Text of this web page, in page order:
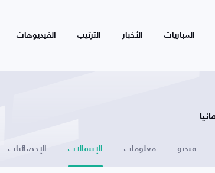
المباريات الأخبار الترتيب الفيديوهات
فيديو معلومات الإنتقالات الإحصائيات